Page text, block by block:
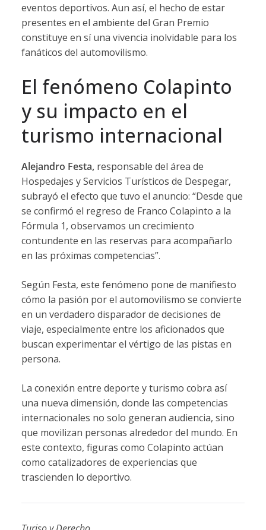
eventos deportivos. Aun así, el hecho de estar
presentes en el ambiente del Gran Premio
constituye en síuna vivencia inolvidable para los
fanáticos del automovilismo.
El fenómeno Colapinto
y su impacto en el
turismo internacional
Alejandro Festa, responsable del área de
Hospedajes yServicios Turísticos de Despegar,
subrayó el efecto que tuvo el anuncio: “Desde que
se confirmó el regreso de Franco Colapinto a la
Fórmula 1, observamos un crecimiento
contundente en las reservas para acompañarlo
en las próximas competencias”.
Según Festa, este fenómeno pone de manifiesto
cómo la pasión porel automovilismo se convierte
en un verdadero disparadorde decisiones de
viaje, especialmente entre los aficionados que
buscan experimentarel vértigo de las pistas en
persona.
La conexión entre deporte yturismo cobra así
una nueva dimensión, donde las competencias
internacionales no solo generan audiencia, sino
que movilizan personas alrededordel mundo. En
este contexto, figuras como Colapinto actúan
como catalizadores de experiencias que
trascienden lo deportivo.